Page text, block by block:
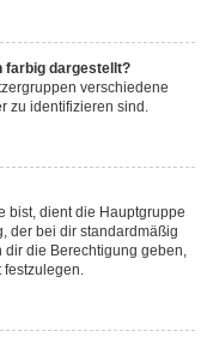
farbig dargestellt?
verschiedene
zu identifizieren sind.
bist, dient die Hauptgruppe
der bei dir standardmäßig
dir die Berechtigung geben,
festzulegen.